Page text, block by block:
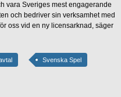
vara Sveriges mest engagerande
och bedriver sin verksamhet med
oss vid en ny licensarknad, säger
Svenska Spel